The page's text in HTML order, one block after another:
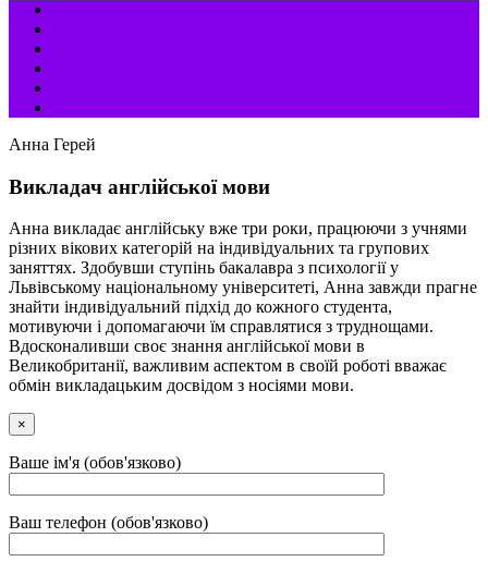
Анна Герей
Викладач англійської мови
Анна викладає англійську вже три роки, працюючи з учнями
різних вікових категорій на індивідуальних та групових
заняттях. Здобувши ступінь бакалавра з психології у
Львівському національному університеті, Анна завжди прагне
знайти індивідуальний підхід до кожного студента,
мотивуючи і допомагаючи їм справлятися з труднощами.
Вдосконаливши своє знання англійської мови в
Великобританії, важливим аспектом в своїй роботі вважає
обмін викладацьким досвідом з носіями мови.
×
Ваше ім'я (обов'язково)
Ваш телефон (обов'язково)